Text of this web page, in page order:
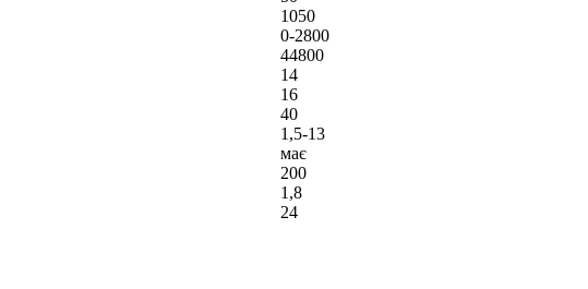
1050
0-2800
44800
14
16
40
1,5-13
має
200
1,8
24